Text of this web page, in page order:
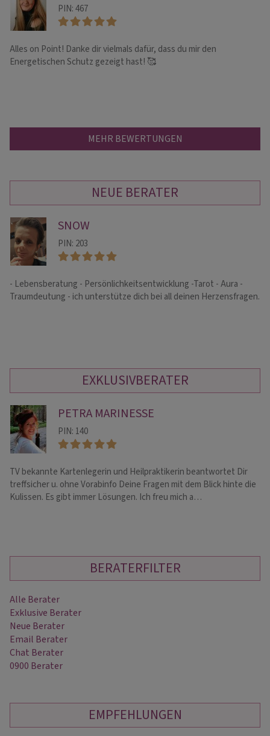
PIN: 467
Alles on Point! Danke dir vielmals dafür, dass du mir den
Energetischen Schutz gezeigt hast! 🥰
MEHR BEWERTUNGEN
NEUE BERATER
SNOW
PIN: 203
- Lebensberatung - Persönlichkeitsentwicklung -Tarot - Aura -
Traumdeutung - ich unterstütze dich bei all deinen Herzensfragen.
EXKLUSIVBERATER
PETRA MARINESSE
PIN: 140
TV bekannte Kartenlegerin und Heilpraktikerin beantwortet Dir
treffsicher u. ohne Vorabinfo Deine Fragen mit dem Blick hinte die
Kulissen. Es gibt immer Lösungen. Ich freu mich a…
BERATERFILTER
Alle Berater
Exklusive Berater
Neue Berater
Email Berater
Chat Berater
0900 Berater
EMPFEHLUNGEN